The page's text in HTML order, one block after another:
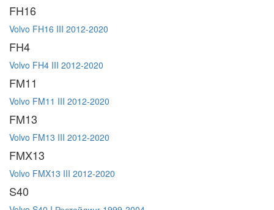
FH16
Volvo FH16 III 2012-2020
FH4
Volvo FH4 III 2012-2020
FM11
Volvo FM11 III 2012-2020
FM13
Volvo FM13 III 2012-2020
FMX13
Volvo FMX13 III 2012-2020
S40